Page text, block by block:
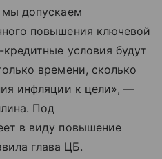
допускаем
повышения ключевой
условия будут
времени, сколько
инфляции к цели», —
Под
в виду повышение
глава ЦБ.